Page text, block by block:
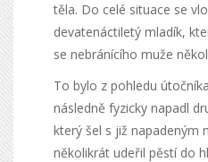
těla. Do celé situace se
devatenáctiletý mladík,
se nebránícího muže
To bylo z pohledu
následně fyzicky napadl
který šel s již napadeným
několikrát udeřil pěstí do